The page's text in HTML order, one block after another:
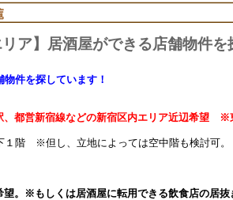
リア】居酒屋ができる店舗物件を
件を探しています！
、都営新宿線などの新宿区内エリア近辺希望 ※
階 ※但し、立地によっては空中階も検討可。
望。※もしくは居酒屋に転用できる飲食店の居抜